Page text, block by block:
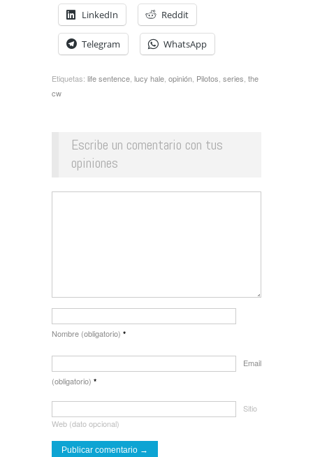
LinkedIn Reddit
Telegram WhatsApp
Etiquetas: life sentence lucy hale opinión Pilotos series the
cw
Escribe un comentario con tus
opiniones
Nombre (obligatorio) *
Email
(obligatorio) *
Sitio
Web (dato opcional)